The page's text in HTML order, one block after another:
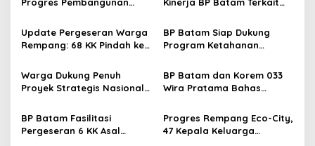
i
p
o
s
Rempang di Tanjung Banon
Terpadu Rempang Eco-City
Update Pergeseran Warga
Rempang: 68 KK Pindah ke
Banon
BP Batam Siap Dukung
Program Ketahanan
Banon
Warga Dukung Penuh
Proyek Strategis Nasional
BP Batam dan Korem 033
Wira Pratama Bahas
Dasar Rempang Eco-City
BP Batam Fasilitasi
Pergeseran 6 KK Asal
Progres Rempang Eco-City,
47 Kepala Keluarga